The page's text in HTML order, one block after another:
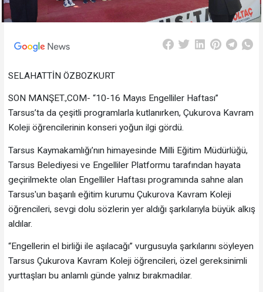
SELAHATTİN ÖZBOZKURT
SON MANŞET.,COM- “10-16 Mayıs Engelliler Haftası”
Tarsus’ta da çeşitli programlarla kutlanırken, Çukurova Kavram
Koleji öğrencilerinin konseri yoğun ilgi gördü.
Tarsus Kaymakamlığı’nın himayesinde Milli Eğitim Müdürlüğü,
Tarsus Belediyesi ve Engelliler Platformu tarafından hayata
geçirilmekte olan Engelliler Haftası programında sahne alan
Tarsus'un başarılı eğitim kurumu Çukurova Kavram Koleji
öğrencileri, sevgi dolu sözlerin yer aldığı şarkılarıyla büyük alkış
aldılar.
“Engellerin el birliği ile aşılacağı” vurgusuyla şarkılarını söyleyen
Tarsus Çukurova Kavram Koleji öğrencileri, özel gereksinimli
yurttaşları bu anlamlı günde yalnız bırakmadılar.